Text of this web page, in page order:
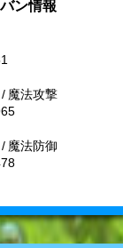
魔法攻撃
魔法防御